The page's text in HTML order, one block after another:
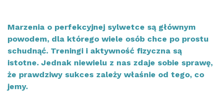
Marzenia o perfekcyjnej sylwetce są głównym
powodem, dla którego wiele osób chce po prostu
schudnąć. Treningi i aktywność fizyczna są
istotne. Jednak niewielu z nas zdaje sobie sprawę,
że prawdziwy sukces zależy właśnie od tego, co
jemy.